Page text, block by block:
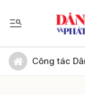
Công tác
Gửi bình luận